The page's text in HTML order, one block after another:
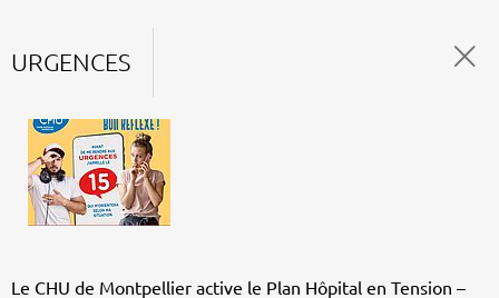
URGENCES
Le CHU de Montpellier active le Plan Hôpital en Tension –